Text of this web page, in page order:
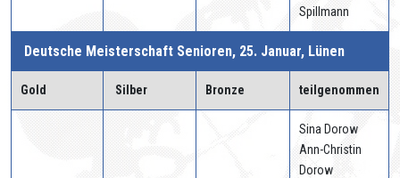
Spillmann
Deutsche Meisterschaft Senioren, 25. Januar, Lünen
Gold Silber Bronze teilgenommen
Sina Dorow
Ann-Christin
Dorow